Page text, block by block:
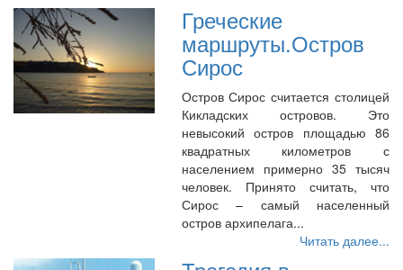
Греческие
маршруты.Остров
Сирос
Остров Сирос считается столицей
Кикладских островов. Это
невысокий остров площадью 86
квадратных километров с
населением примерно 35 тысяч
человек. Принято считать, что
Сирос – самый населенный
остров архипелага...
Читать далее...